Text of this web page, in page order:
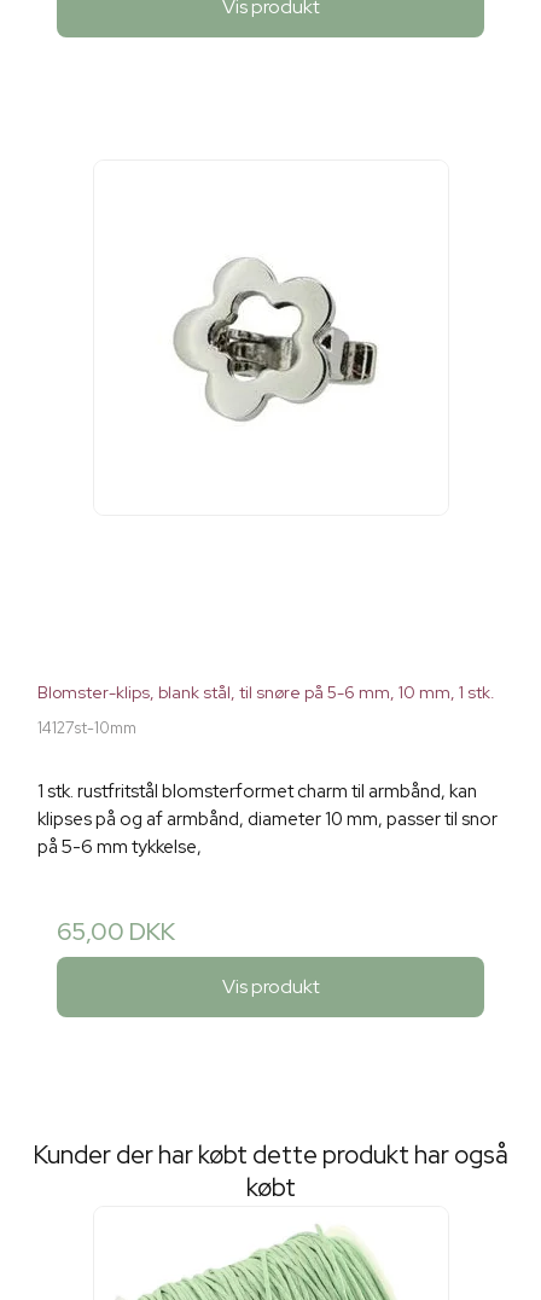
Vis produkt
Blomster-klips, blank stål, til snøre på 5-6 mm, 10 mm, 1 stk.
14127st-10mm
1 stk. rustfritstål blomsterformet charm til armbånd, kan
klipses på og af armbånd, diameter 10 mm, passer til snor
på 5-6 mm tykkelse,
65,00 DKK
Vis produkt
Kunder der har købt dette produkt har også
købt